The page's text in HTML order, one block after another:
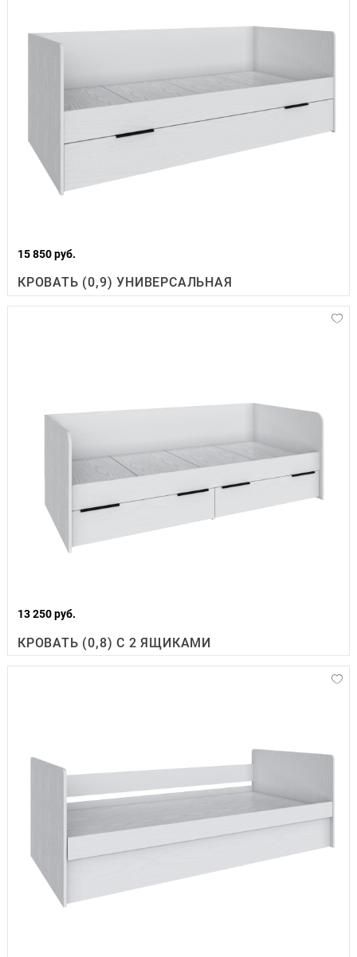
15 850 руб.
КРОВАТЬ (0,9) УНИВЕРСАЛЬНАЯ
13 250 руб.
КРОВАТЬ (0,8) С 2 ЯЩИКАМИ